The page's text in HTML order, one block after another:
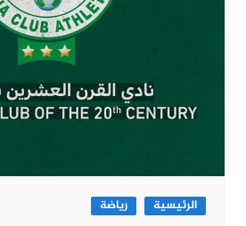
الرئيسية رياضة